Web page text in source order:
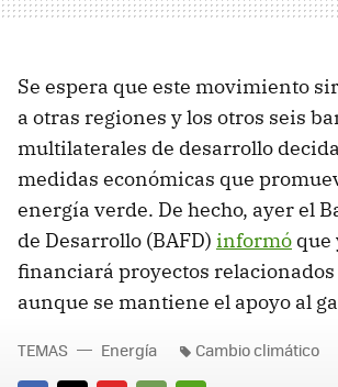
Se espera que este movimiento
a otras regiones y los otros seis
multilaterales de desarrollo
medidas económicas que
energía verde. De hecho, ayer el
de Desarrollo (BAFD) informó que
financiará proyectos
aunque se mantiene el apoyo al
TEMAS Energía Cambio climático